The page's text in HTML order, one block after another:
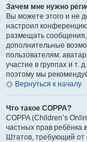
Зачем мне нужно
Вы можете этого и не
настроил
размещать сообщения,
дополнительные
пользователям:
участие в группах и т.
поэтому мы
Вернуться к началу
Что такое COPPA?
COPPA (Children’s
частных прав ребёнка
Штатов, требующий от